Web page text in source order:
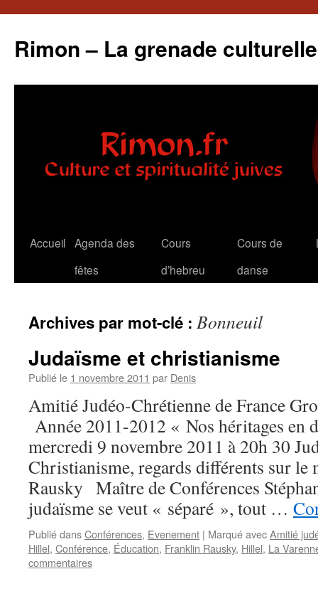
contenu
Rimon – La grenade culturelle
Accueil Agenda des
fêtes
Cours
d’hebreu
Cours de
danse
Archives par mot-clé : Bonneuil
Judaïsme et christianisme
Publié le 1 novembre 2011 par Denis
Amitié Judéo-Chrétienne de France
Année 2011-2012 « Nos héritages en
mercredi 9 novembre 2011 à 20h 30
Christianisme, regards différents sur le
Rausky Maître de Conférences
judaïsme se veut « séparé », tout …
Publié dansConférences, Evenement | Marqué avecAmitié
Hillel, Conférence, Éducation, Franklin Rausky, Hillel, La
commentaires